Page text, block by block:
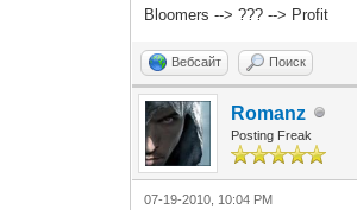
Bloomers --> ??? --> Profit
Вебсайт Поиск
Romanz
Posting Freak
07-19-2010, 10:04 PM